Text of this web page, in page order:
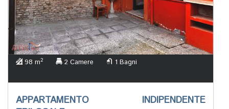
98 m2 2 Camere 1 Bagni
APPARTAMENTO INDIPENDENTE